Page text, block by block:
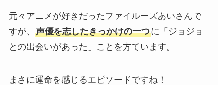
元々アニメが好きだったファイルーズあいさんで
すが、 声優を志したきっかけの一つに「ジョジョ
との出会いがあった」ことを方ています。
まさに運命を感じるエピソードですね！